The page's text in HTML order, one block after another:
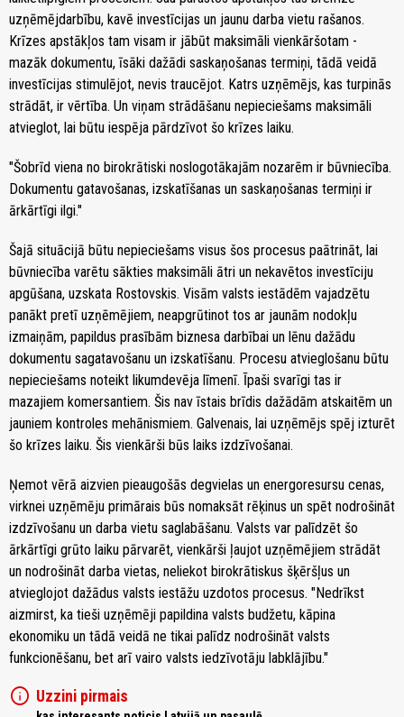
uzņēmējdarbību, kavē investīcijas un jaunu darba vietu rašanos.
Krīzes apstākļos tam visam ir jābūt maksimāli vienkāršotam -
mazāk dokumentu, īsāki dažādi saskaņošanas termiņi, tādā veidā
investīcijas stimulējot, nevis traucējot. Katrs uzņēmējs, kas turpinās
strādāt, ir vērtība. Un viņam strādāšanu nepieciešams maksimāli
atvieglot, lai būtu iespēja pārdzīvot šo krīzes laiku.
"Šobrīd viena no birokrātiski noslogotākajām nozarēm ir būvniecība.
Dokumentu gatavošanas, izskatīšanas un saskaņošanas termiņi ir
ārkārtīgi ilgi."
Šajā situācijā būtu nepieciešams visus šos procesus paātrināt, lai
būvniecība varētu sākties maksimāli ātri un nekavētos investīciju
apgūšana, uzskata Rostovskis. Visām valsts iestādēm vajadzētu
panākt pretī uzņēmējiem, neapgrūtinot tos ar jaunām nodokļu
izmaiņām, papildus prasībām biznesa darbībai un lēnu dažādu
dokumentu sagatavošanu un izskatīšanu. Procesu atvieglošanu būtu
nepieciešams noteikt likumdevēja līmenī. Īpaši svarīgi tas ir
mazajiem komersantiem. Šis nav īstais brīdis dažādām atskaitēm un
jauniem kontroles mehānismiem. Galvenais, lai uzņēmējs spēj izturēt
šo krīzes laiku. Šis vienkārši būs laiks izdzīvošanai.
Ņemot vērā aizvien pieaugošās degvielas un energoresursu cenas,
virknei uzņēmēju primārais būs nomaksāt rēķinus un spēt nodrošināt
izdzīvošanu un darba vietu saglabāšanu. Valsts var palīdzēt šo
ārkārtīgi grūto laiku pārvarēt, vienkārši ļaujot uzņēmējiem strādāt
un nodrošināt darba vietas, neliekot birokrātiskus šķēršļus un
atvieglojot dažādus valsts iestāžu uzdotos procesus. "Nedrīkst
aizmirst, ka tieši uzņēmēji papildina valsts budžetu, kāpina
ekonomiku un tādā veidā ne tikai palīdz nodrošināt valsts
funkcionēšanu, bet arī vairo valsts iedzīvotāju labklājību."
info Uzzini pirmais